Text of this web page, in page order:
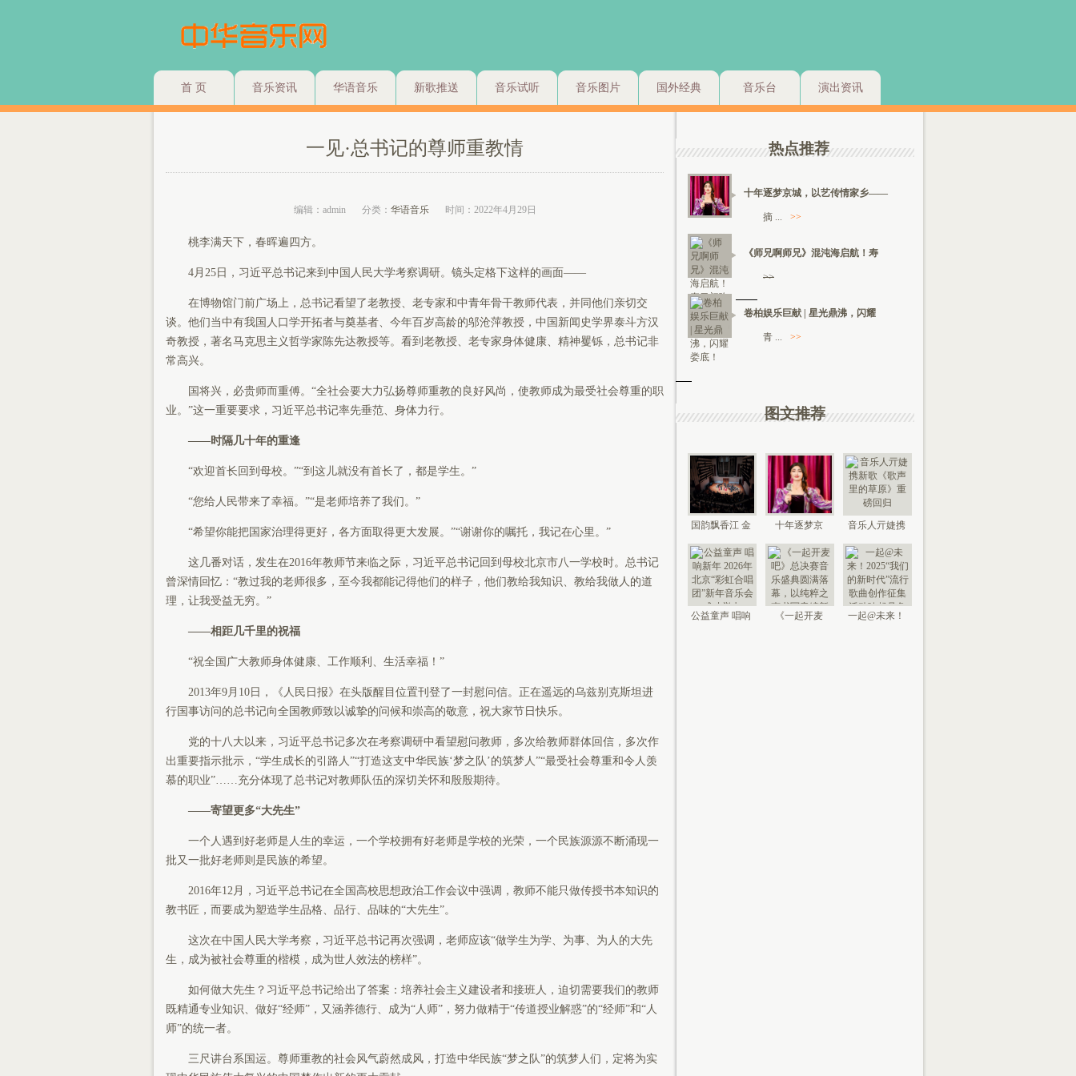
首 页 音乐资讯 华语音乐 新歌推送 音乐试听 音乐图片 国外经典 音乐台 演出资讯
一见·总书记的尊师重教情
编辑：admin 分类： 华语音乐 时间：2022年4月29日
桃李满天下，春晖遍四方。
4月25日，习近平总书记来到中国人民大学考察调研。镜头定格下这样的画面——
在博物馆门前广场上，总书记看望了老教授、老专家和中青年骨干教师代表，并同他们亲切交
谈。他们当中有我国人口学开拓者与奠基者、今年百岁高龄的邬沧萍教授，中国新闻史学界泰斗方汉
奇教授，著名马克思主义哲学家陈先达教授等。看到老教授、老专家身体健康、精神矍铄，总书记非
常高兴。
国将兴，必贵师而重傅。“全社会要大力弘扬尊师重教的良好风尚，使教师成为最受社会尊重的职
业。”这一重要要求，习近平总书记率先垂范、身体力行。
——时隔几十年的重逢
“欢迎首长回到母校。”“到这儿就没有首长了，都是学生。”
“您给人民带来了幸福。”“是老师培养了我们。”
“希望你能把国家治理得更好，各方面取得更大发展。”“谢谢你的嘱托，我记在心里。”
这几番对话，发生在2016年教师节来临之际，习近平总书记回到母校北京市八一学校时。总书记
曾深情回忆：“教过我的老师很多，至今我都能记得他们的样子，他们教给我知识、教给我做人的道
理，让我受益无穷。”
——相距几千里的祝福
“祝全国广大教师身体健康、工作顺利、生活幸福！”
2013年9月10日，《人民日报》在头版醒目位置刊登了一封慰问信。正在遥远的乌兹别克斯坦进
行国事访问的总书记向全国教师致以诚挚的问候和崇高的敬意，祝大家节日快乐。
党的十八大以来，习近平总书记多次在考察调研中看望慰问教师，多次给教师群体回信，多次作
出重要指示批示，“学生成长的引路人”“打造这支中华民族‘梦之队’的筑梦人”“最受社会尊重和令人羡
慕的职业”……充分体现了总书记对教师队伍的深切关怀和殷殷期待。
——寄望更多“大先生”
一个人遇到好老师是人生的幸运，一个学校拥有好老师是学校的光荣，一个民族源源不断涌现一
批又一批好老师则是民族的希望。
2016年12月，习近平总书记在全国高校思想政治工作会议中强调，教师不能只做传授书本知识的
教书匠，而要成为塑造学生品格、品行、品味的“大先生”。
这次在中国人民大学考察，习近平总书记再次强调，老师应该“做学生为学、为事、为人的大先
生，成为被社会尊重的楷模，成为世人效法的榜样”。
如何做大先生？习近平总书记给出了答案：培养社会主义建设者和接班人，迫切需要我们的教师
既精通专业知识、做好“经师”，又涵养德行、成为“人师”，努力做精于“传道授业解惑”的“经师”和“人
师”的统一者。
三尺讲台系国运。尊师重教的社会风气蔚然成风，打造中华民族“梦之队”的筑梦人们，定将为实
热点推荐
十年逐梦京城，以艺传情家乡——
摘 ... >>
《师兄啊师兄》混沌海启航！寿
>>
卷柏娱乐巨献 | 星光鼎沸，闪耀
青 ... >>
图文推荐
国韵飘香江 金
钟鸣未来 “时代
国
十年逐梦京
城，以艺传情
家乡——
音乐人亓婕携
新歌《歌声里
的草
公益童声 唱响
《一起开麦
一起@未来！